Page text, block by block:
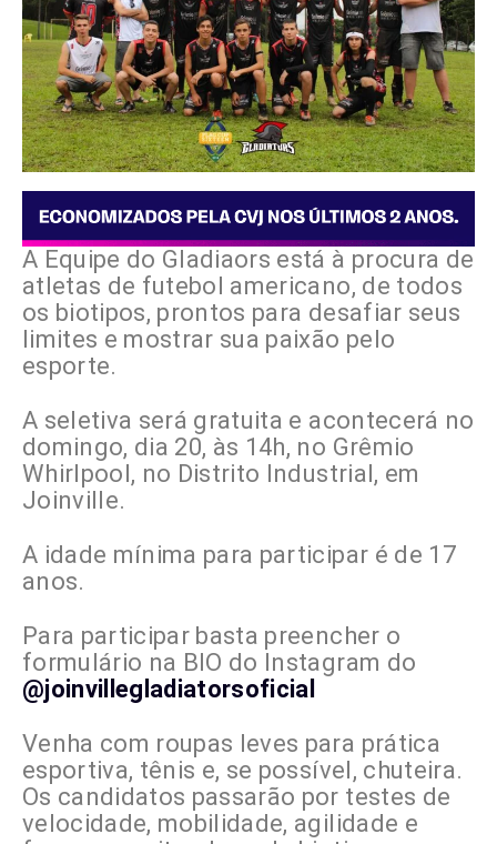
A Equipe do Gladiaors está à procura de
atletas de futebol americano, de todos
os biotipos, prontos para desafiar seus
limites e mostrar sua paixão pelo
esporte.
A seletiva será gratuita e acontecerá no
domingo, dia 20, às 14h, no Grêmio
Whirlpool, no Distrito Industrial, em
Joinville.
A idade mínima para participar é de 17
anos.
Para participar basta preencher o
formulário na BIO do Instagram do
@joinvillegladiatorsoficial
Venha com roupas leves para prática
esportiva, tênis e, se possível, chuteira.
Os candidatos passarão por testes de
velocidade, mobilidade, agilidade e